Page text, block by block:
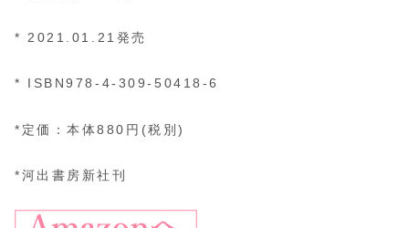
* 2021.01.21発売
* ISBN978-4-309-50418-6
*定価：本体880円(税別)
*河出書房新社刊